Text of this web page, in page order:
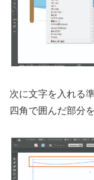
次に文字を入れる
四角で囲んだ部分